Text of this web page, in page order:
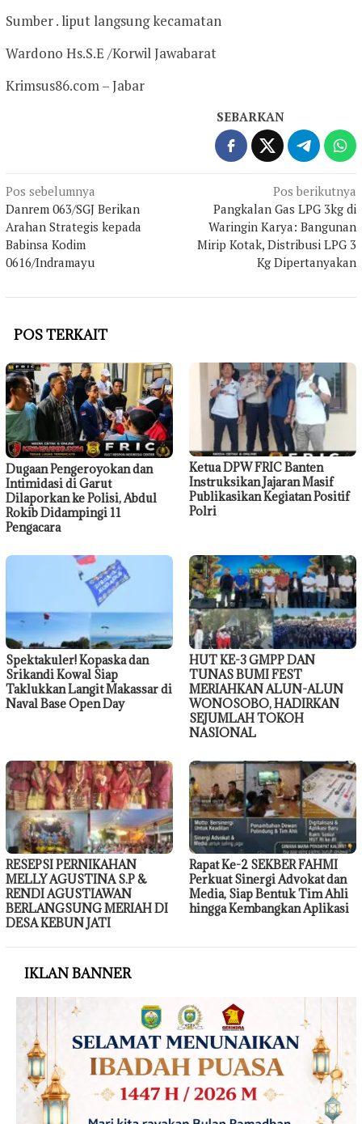
Sumber . liput langsung kecamatan
Wardono Hs.S.E /Korwil Jawabarat
Krimsus86.com – Jabar
SEBARKAN
Navigasi
pos
Pos sebelumnya
Danrem 063/SGJ Berikan
Arahan Strategis kepada
Babinsa Kodim
0616/Indramayu
Pos berikutnya
Pangkalan Gas LPG 3kg di
Waringin Karya: Bangunan
Mirip Kotak, Distribusi LPG 3
Kg Dipertanyakan
POS TERKAIT
Dugaan Pengeroyokan dan
Intimidasi di Garut
Dilaporkan ke Polisi, Abdul
Rokib Didampingi 11
Pengacara
Ketua DPW FRIC Banten
Instruksikan Jajaran Masif
Publikasikan Kegiatan Positif
Polri
Spektakuler! Kopaska dan
Srikandi Kowal Siap
Taklukkan Langit Makassar di
Naval Base Open Day
HUT KE-3 GMPP DAN
TUNAS BUMI FEST
MERIAHKAN ALUN-ALUN
WONOSOBO, HADIRKAN
SEJUMLAH TOKOH
NASIONAL
RESEPSI PERNIKAHAN
MELLY AGUSTINA S.P &
RENDI AGUSTIAWAN
BERLANGSUNG MERIAH DI
DESA KEBUN JATI
Rapat Ke-2 SEKBER FAHMI
Perkuat Sinergi Advokat dan
Media, Siap Bentuk Tim Ahli
hingga Kembangkan Aplikasi
IKLAN BANNER